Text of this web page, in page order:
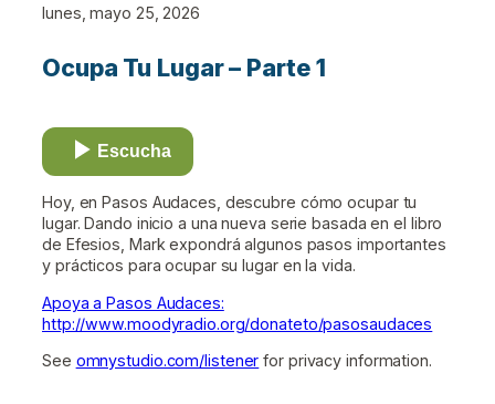
lunes, mayo 25, 2026
Ocupa Tu Lugar – Parte 1
Escucha
Hoy, en Pasos Audaces, descubre cómo ocupar tu
lugar. Dando inicio a una nueva serie basada en el libro
de Efesios, Mark expondrá algunos pasos importantes
y prácticos para ocupar su lugar en la vida.
Apoya a Pasos Audaces:
http://www.moodyradio.org/donateto/pasosaudaces
See omnystudio.com/listener for privacy information.